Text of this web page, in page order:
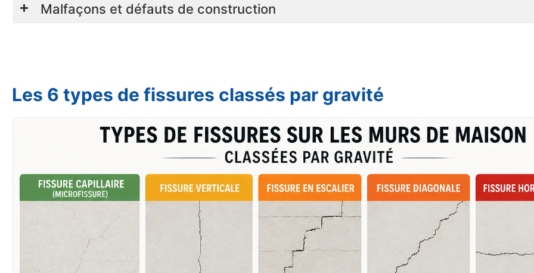
Malfaçons et défauts de construction
Les 6 types de fissures classés par gravité